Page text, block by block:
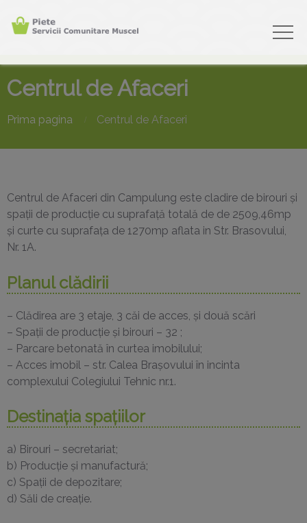
Centrul de Afaceri
Prima pagina Centrul de Afaceri
Centrul de Afaceri din Campulung este cladire de birouri şi
spaţii de producţie cu suprafaţă totală de de 2509,46mp
şi curte cu suprafaţa de 1270mp aflata in Str. Brasovului,
Nr. 1A.
Planul clădirii
– Clădirea are 3 etaje, 3 căi de acces, şi două scări
– Spaţii de producţie şi birouri – 32 ;
– Parcare betonată în curtea imobilului;
– Acces imobil – str. Calea Braşovului în incinta
complexului Colegiului Tehnic nr.1.
Destinaţia spaţiilor
a) Birouri – secretariat;
b) Producţie şi manufactură;
c) Spaţii de depozitare;
d) Săli de creaţie.